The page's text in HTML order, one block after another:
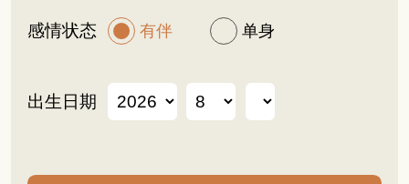
感情状态 有伴 单身
出生日期